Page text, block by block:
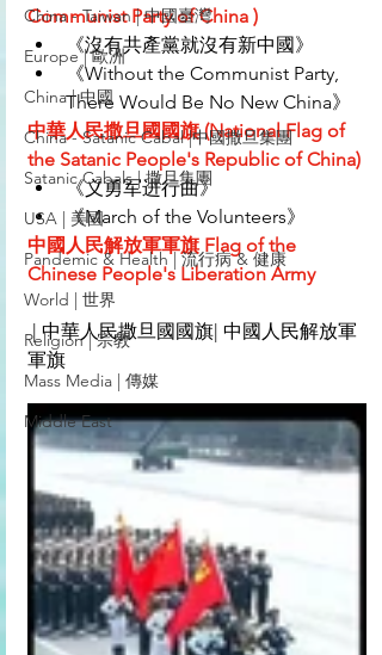
China - Taiwan | 中國臺灣
Europe | 歐洲
China | 中國
China - Satanic Cabal |中國撒旦集團
Satanic Cabals | 撒旦集團
USA | 美國
Pandemic & Health | 流行病 & 健康
World | 世界
Religion | 宗教
Mass Media | 傳媒
Middle East
Communist Party of China )
《沒有共產黨就沒有新中國》
《Without the Communist Party,
There Would Be No New China》
中華人民撒旦國國旗 (National Flag of
the Satanic People's Republic of China)
《义勇军进行曲》
《March of the Volunteers》
中國人民解放軍軍旗 Flag of the
Chinese People's Liberation Army
| 中華人民撒旦國國旗| 中國人民解放軍
軍旗